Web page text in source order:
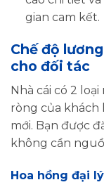
gian cam kết.
Chế độ
cho đối tác
Nhà cái có 2
ròng của khách
mới. Bạn được
không cần
Hoa hồng đại